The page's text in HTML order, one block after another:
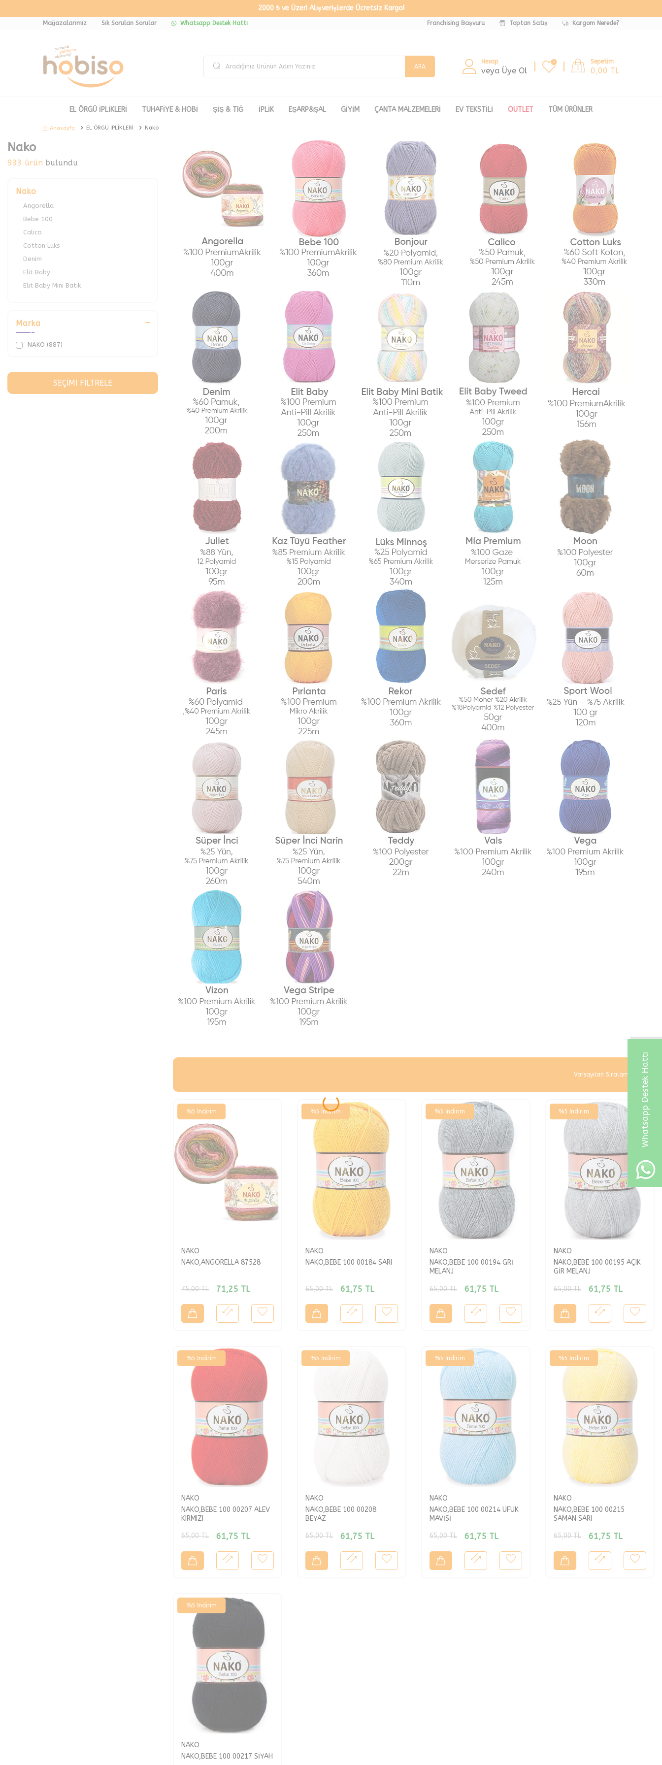
Whatsapp Destek Hattı
2000 ₺ ve Üzeri Alışverişlerde Ücretsiz Kargo!
Mağazalarımız Sık Sorulan Sorular Whatsapp Destek Hattı Franchising Başvuru Toptan Satış Kargom Nerede?
ARA
Hesap
veya Üye Ol
0
0
Sepetim
0,00 TL
EL ÖRGÜ İPLİKLERİ TUHAFİYE & HOBİ ŞİŞ & TIĞ İPLİK EŞARP&ŞAL GİYİM ÇANTA MALZEMELERİ EV TEKSTILI OUTLET TÜM ÜRÜNLER
Anasayfa EL ÖRGÜ İPLİKLERİ Nako
Nako
933 ürün bulundu
Nako
Angorella
Bebe 100
Calico
Cotton Luks
Denim
Elit Baby
Elit Baby Mini Batik
Paris
Sport Wool
Marka
NAKO (887)
SEÇIMI FILTRELE
%5 İndirim
NAKO
NAKO,ANGORELLA 87528
75,00TL 71,25 TL
%5 İndirim
NAKO
NAKO,BEBE 100 00184 SARI
65,00TL 61,75 TL
%5 İndirim
NAKO
NAKO,BEBE 100 00194 GRİ
MELANJ
65,00TL 61,75 TL
%5 İndirim
NAKO
NAKO,BEBE 100 00195 AÇIK
GİR MELANJ
65,00TL 61,75 TL
%5 İndirim
NAKO
NAKO,BEBE 100 00207 ALEV
KIRMIZI
65,00TL 61,75 TL
%5 İndirim
NAKO
NAKO,BEBE 100 00208
BEYAZ
65,00TL 61,75 TL
%5 İndirim
NAKO
NAKO,BEBE 100 00214 UFUK
MAVİSİ
65,00TL 61,75 TL
%5 İndirim
NAKO
NAKO,BEBE 100 00215
SAMAN SARI
65,00TL 61,75 TL
%5 İndirim
NAKO
NAKO,BEBE 100 00217 SİYAH